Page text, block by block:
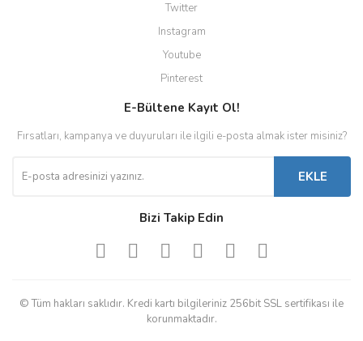
Twitter
Instagram
Youtube
Pinterest
E-Bültene Kayıt Ol!
Fırsatları, kampanya ve duyuruları ile ilgili e-posta almak ister misiniz?
EKLE
Bizi Takip Edin
© Tüm hakları saklıdır. Kredi kartı bilgileriniz 256bit SSL sertifikası ile
korunmaktadır.